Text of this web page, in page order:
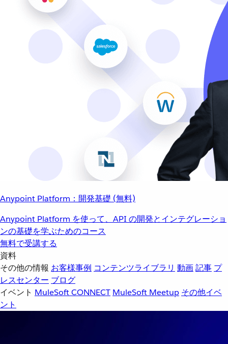
Anypoint Platform：開発基礎 (無料)
Anypoint Platform を使って、API の開発とインテグレーショ
ンの基礎を学ぶためのコース
無料で受講する
資料
その他の情報 お客様事例 コンテンツライブラリ 動画記事 プ
レスセンター ブログ
イベント MuleSoft CONNECT MuleSoft Meetup その他イベ
ント